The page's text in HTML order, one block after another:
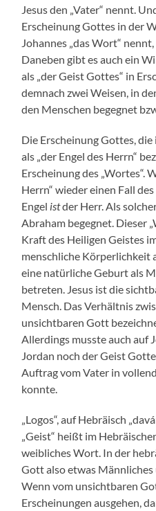
Jesus den „Vater“ nennt.
Erscheinung Gottes in der
Johannes „das Wort“
Daneben gibt es auch ein
als „der Geist Gottes“ in
demnach zwei Weisen, in
den Menschen begegnet
Die Erscheinung Gottes,
als „der Engel des Herrn“
Erscheinung des „Wortes“.
Herrn“ wieder einen Fall
Engel istder Herr. Als
Abraham begegnet. Dieser
Kraft des Heiligen Geistes
menschliche Körperlichkeit
eine natürliche Geburt als
betreten. Jesus ist die
Mensch. Das Verhältnis
unsichtbaren Gott
Allerdings musste auch auf
Jordan noch der Geist
Auftrag vom Vater in
konnte.
„Logos“, auf Hebräisch
„Geist“ heißt im
weibliches Wort. In der
Gott also etwas Männliches
Wenn vom unsichtbaren
Erscheinungen ausgehen,